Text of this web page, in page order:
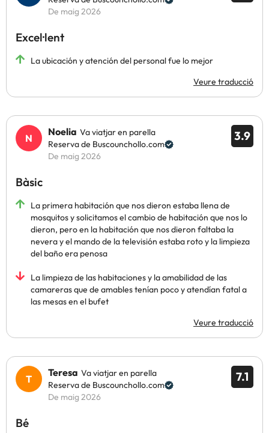
De maig 2026
Excel·lent
La ubicación y atención del personal fue lo mejor
Veure traducció
3.9
Noelia Va viatjar en parella
Reserva de Buscounchollo.com
De maig 2026
Bàsic
La primera habitación que nos dieron estaba llena de
mosquitos y solicitamos el cambio de habitación que nos lo
dieron, pero en la habitación que nos dieron faltaba la
nevera y el mando de la televisión estaba roto y la limpieza
del baño era penosa
La limpieza de las habitaciones y la amabilidad de las
camareras que de amables tenían poco y atendían fatal a
las mesas en el bufet
Veure traducció
7.1
Teresa Va viatjar en parella
Reserva de Buscounchollo.com
De maig 2026
Bé